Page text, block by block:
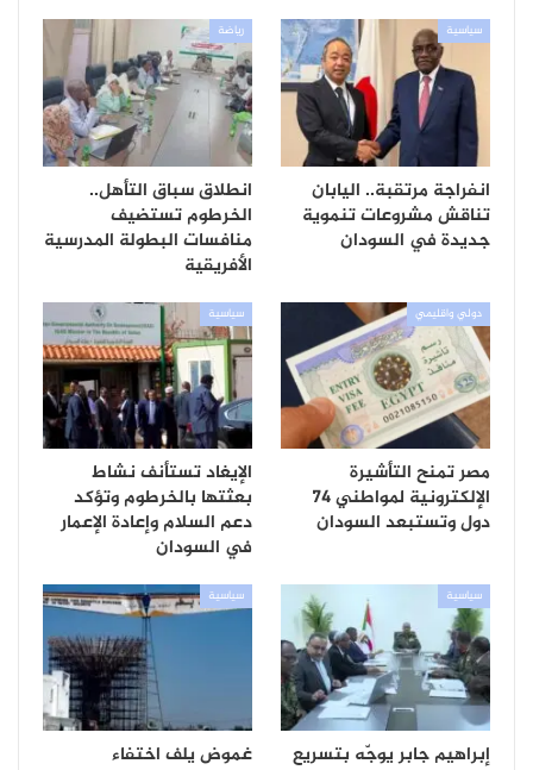
سياسية
انفراجة مرتقبة.. اليابان
تناقش مشروعات تنموية
جديدة في السودان
رياضة
انطلاق سباق التأهل..
الخرطوم تستضيف
منافسات البطولة المدرسية
الأفريقية
دولي واقليمي
مصر تمنح التأشيرة
الإلكترونية لمواطني 74
دول وتستبعد السودان
سياسية
الإيغاد تستأنف نشاط
بعثتها بالخرطوم وتؤكد
دعم السلام وإعادة الإعمار
في السودان
سياسية
إبراهيم جابر يوجّه بتسريع
سياسية
غموض يلف اختفاء